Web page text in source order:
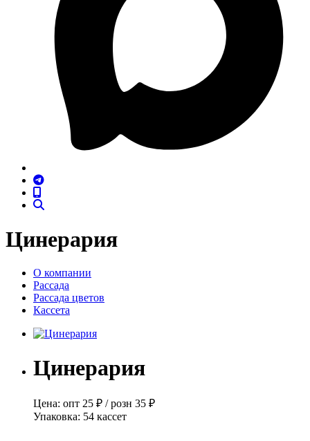
Цинерария
О компании
Рассада
Рассада цветов
Кассета
Цинерария
Цена: опт 25 ₽ /розн 35 ₽
Упаковка: 54 кассет